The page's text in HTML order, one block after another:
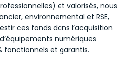
et valorisés, nous
environnemental et RSE,
ces fonds dans l’acquisition
numériques
fonctionnels et garantis.